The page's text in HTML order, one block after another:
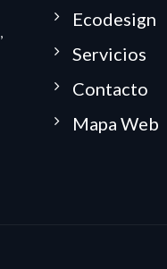
Ecodesign
Servicios
Contacto
Mapa Web